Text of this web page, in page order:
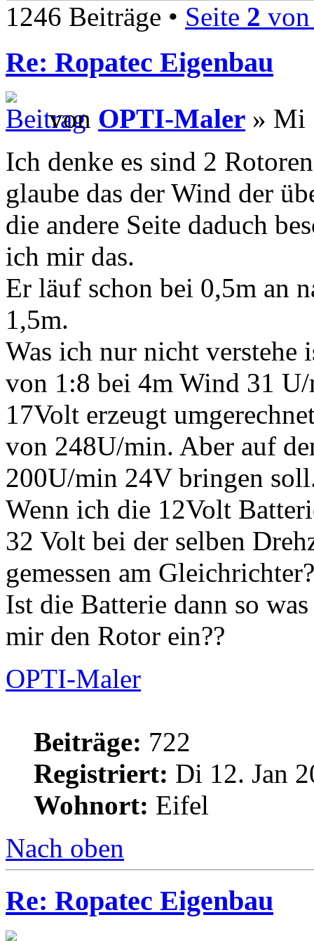
1246 Beiträge • Seite 2
Re: Ropatec Eigenbau
von OPTI-Maler » Mi
Ich denke es sind 2
glaube das der Wind der
die andere Seite daduch
ich mir das.
Er läuf schon bei 0,5m an
1,5m.
Was ich nur nicht verstehe
von 1:8 bei 4m Wind 31
17Volt erzeugt
von 248U/min. Aber auf
200U/min 24V bringen
Wenn ich die 12Volt
32 Volt bei der selben
gemessen am
Ist die Batterie dann so
mir den Rotor ein??
OPTI-Maler
Beiträge: 722
Registriert: Di 12. Jan
Wohnort: Eifel
Nach oben
Re: Ropatec Eigenbau